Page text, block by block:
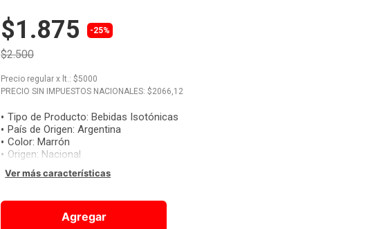
$1.875 -25%
$2.500
Precio regular x lt.: $5000
PRECIO SIN IMPUESTOS NACIONALES: $2066,12
Tipo de Producto: Bebidas Isotónicas
País de Origen:Argentina
Color: Marrón
Origen: Nacional
Ver más características
Agregar